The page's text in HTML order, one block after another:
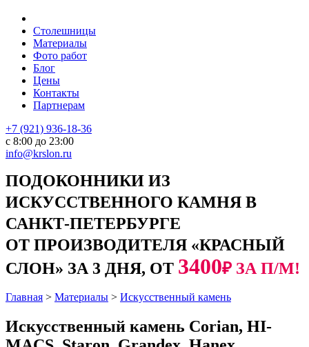
Столешницы
Материалы
Фото работ
Блог
Цены
Контакты
Партнерам
+7 (921) 936-18-36
с 8:00 до 23:00
info@krslon.ru
ПОДОКОННИКИ ИЗ
ИСКУССТВЕННОГО КАМНЯ В
САНКТ-ПЕТЕРБУРГЕ
ОТ ПРОИЗВОДИТЕЛЯ «КРАСНЫЙ
СЛОН» ЗА 3 ДНЯ, ОТ 3400₽ ЗА П/М!
Главная > Материалы > Искусственный камень
Искусственный камень Corian, HI-